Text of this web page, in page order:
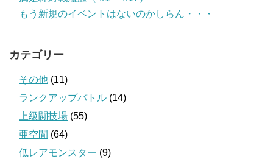
もう新規のイベントはないのかしらん・・・
カテゴリー
その他 (11)
ランクアップバトル (14)
上級闘技場 (55)
亜空間 (64)
低レアモンスター (9)